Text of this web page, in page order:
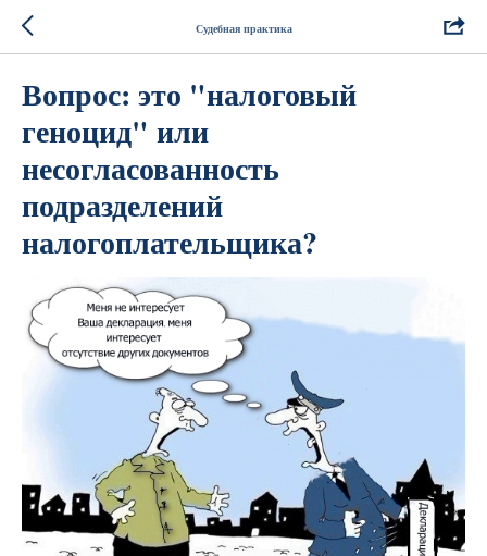
Судебная практика
Вопрос: это "налоговый
геноцид" или
несогласованность
подразделений
налогоплательщика?